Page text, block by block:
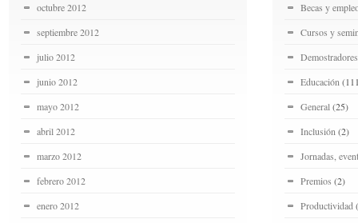
octubre 2012
septiembre 2012
julio 2012
junio 2012
mayo 2012
abril 2012
marzo 2012
febrero 2012
enero 2012
Becas y
Cursos y
Demostradores
Educación
General (25)
Inclusión (2)
Jornadas,
Premios (2)
Productividad